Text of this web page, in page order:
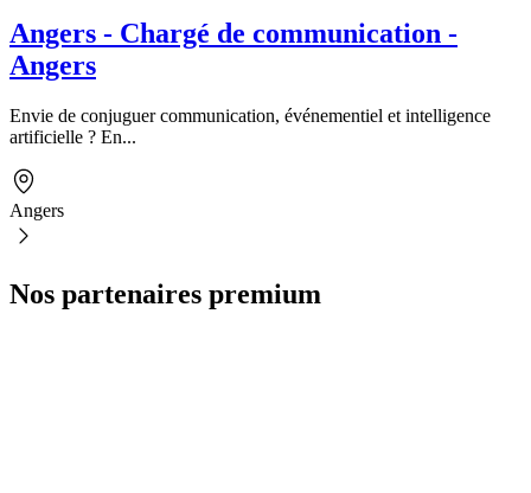
Angers - Chargé de communication -
Angers
Envie de conjuguer communication, événementiel et intelligence
artificielle ? En...
Angers
Nos partenaires premium